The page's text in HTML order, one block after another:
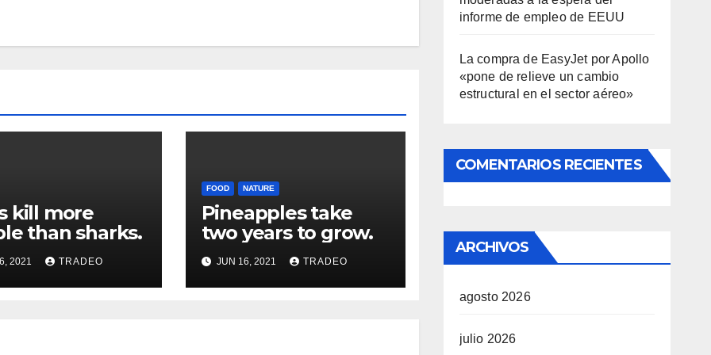
kill more
than sharks.
2021 TRADEO
FOOD NATURE
Pineapples take
two years to grow.
JUN 16, 2021 TRADEO
informe de empleo de EEUU
La compra de EasyJet por Apollo
«pone de relieve un cambio
estructural en el sector aéreo»
COMENTARIOS RECIENTES
ARCHIVOS
agosto 2026
julio 2026